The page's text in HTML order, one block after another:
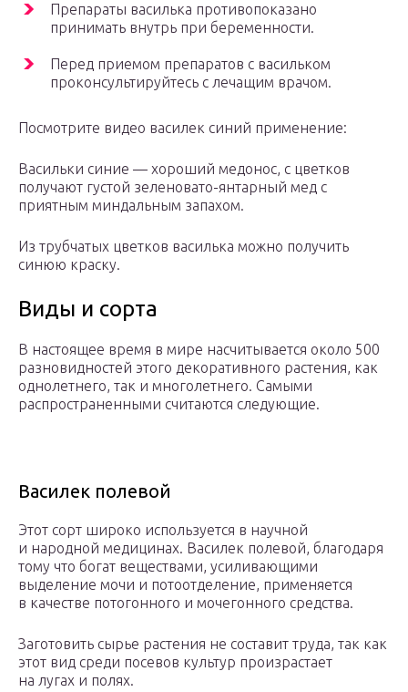
Препараты василька противопоказано
принимать внутрь при беременности.
Перед приемом препаратов с васильком
проконсультируйтесь с лечащим врачом.
Посмотрите видео василек синий применение:
Васильки синие — хороший медонос, с цветков
получают густой зеленовато-янтарный мед с
приятным миндальным запахом.
Из трубчатых цветков василька можно получить
синюю краску.
Виды и сорта
В настоящее время в мире насчитывается около 500
разновидностей этого декоративного растения, как
однолетнего, так и многолетнего. Самыми
распространенными считаются следующие.
Василек полевой
Этот сорт широко используется в научной
и народной медицинах. Василек полевой, благодаря
тому что богат веществами, усиливающими
выделение мочи и потоотделение, применяется
в качестве потогонного и мочегонного средства.
Заготовить сырье растения не составит труда, так как
этот вид среди посевов культур произрастает
на лугах и полях.